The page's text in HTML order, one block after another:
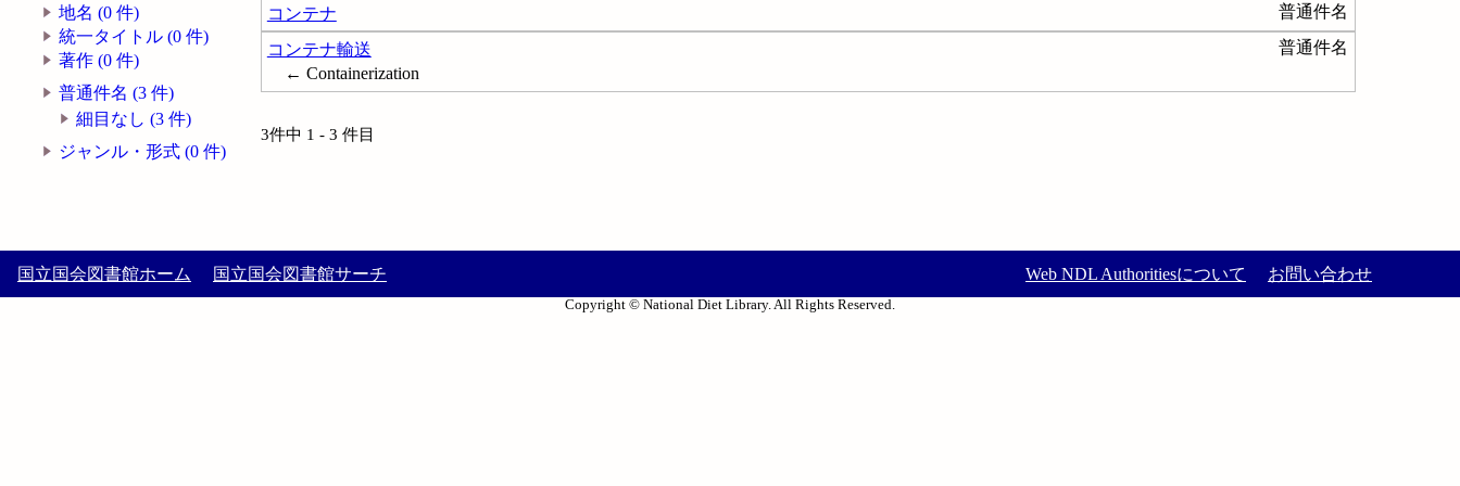
地名 (0 件)
統一タイトル (0 件)
著作 (0 件)
普通件名 (3 件)
細目なし (3 件)
ジャンル・形式 (0 件)
コンテナ
普通件名
コンテナ輸送
普通件名
← Containerization
3件中 1 - 3 件目
国立国会図書館ホーム 国立国会図書館サーチ Web NDL Authoritiesについて お問い合わせ
Copyright © National Diet Library. All Rights Reserved.